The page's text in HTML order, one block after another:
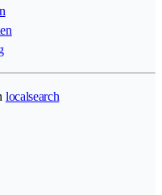
localsearch